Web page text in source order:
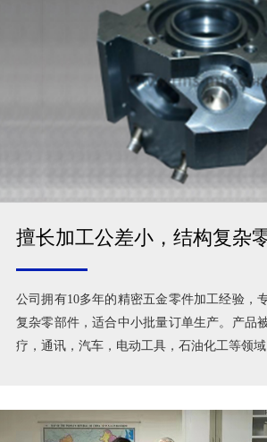
擅长加工公差小，结构复杂
公司拥有10多年的精密五金零件加工经验，
复杂零部件，适合中小批量订单生产。产品
疗，通讯，汽车，电动工具，石油化工等领域